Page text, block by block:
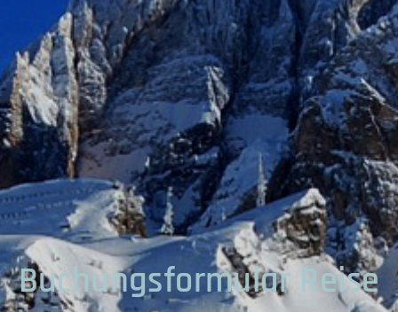
Buchungsformular Reise